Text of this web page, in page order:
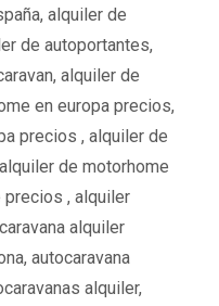
, alquiler de
de autoportantes,
, alquiler de
en europa precios,
precios , alquiler de
alquiler de motorhome
, alquiler
alquiler
, autocaravana
alquiler,